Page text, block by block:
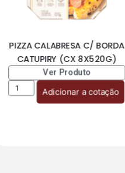
PIZZA CALABRESA C/ BORDA
CATUPIRY (CX 8X520G)
Ver Produto
Adicionar a cotação